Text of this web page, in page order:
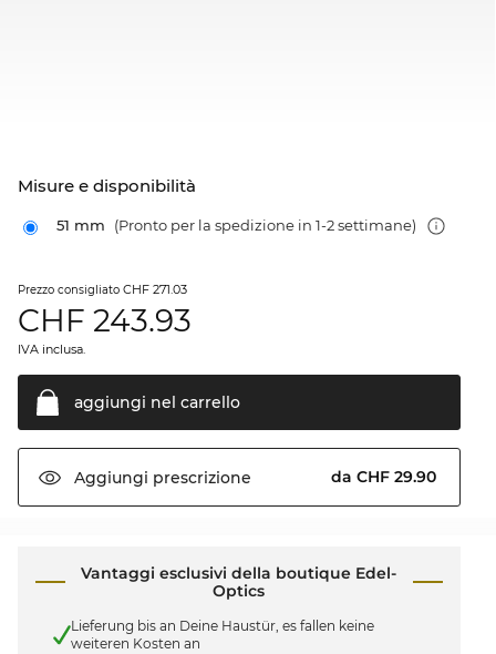
Misure e disponibilità
51 mm (Pronto per la spedizione in 1-2 settimane)
Prezzo consigliato CHF 271.03
CHF 243.93
IVA inclusa.
aggiungi nel carrello
Aggiungi prescrizione da CHF 29.90
Vantaggi esclusivi della boutique Edel-
Optics
Lieferung bis an Deine Haustür, es fallen keine
weiteren Kosten an